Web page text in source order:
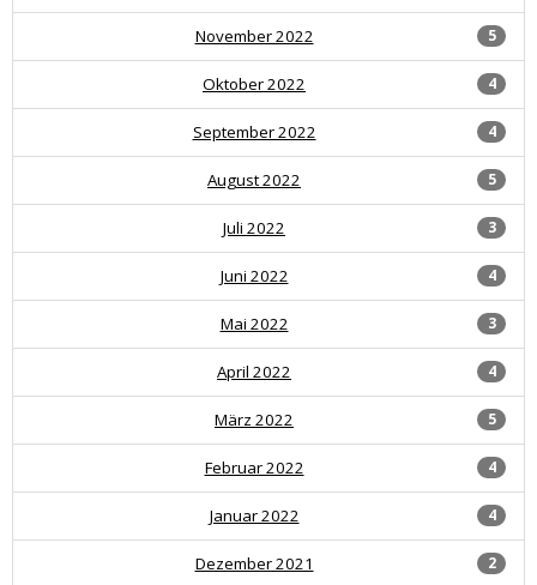
5
November 2022
4
Oktober 2022
4
September 2022
5
August 2022
3
Juli 2022
4
Juni 2022
3
Mai 2022
4
April 2022
5
März 2022
4
Februar 2022
4
Januar 2022
2
Dezember 2021